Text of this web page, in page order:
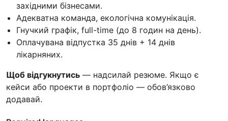
західними бізнесами.
Адекватна команда, екологічна комунікація.
Гнучкий графік, full-time (до 8 годин на день).
Оплачувана відпустка 35 днів + 14 днів
лікарняних.
Щоб відгукнутись — надсилай резюме. Якщо є
кейси або проекти в портфоліо — обов’язково
додавай.